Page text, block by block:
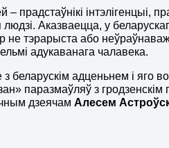
– прадстаўнікі інтэлігенцыі,
людзі. Аказваецца, у
не тэрарыста або
адукаванага чалавека.
беларускім адценьнем і яго
паразмаўляў з
дзеячамАлесем